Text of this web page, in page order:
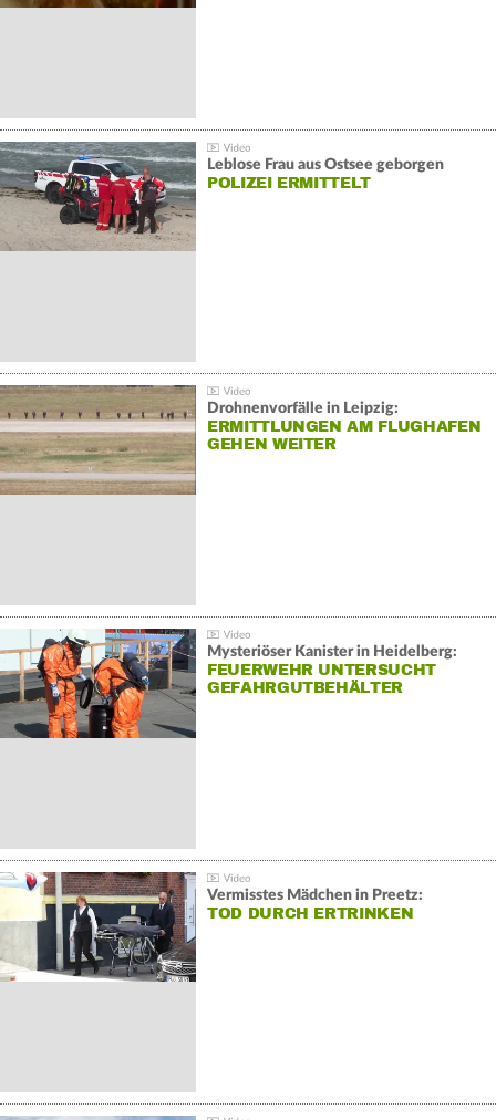
Leblose Frau aus Ostsee geborgen
POLIZEI ERMITTELT
Drohnenvorfälle in Leipzig:
ERMITTLUNGEN AM FLUGHAFEN
GEHEN WEITER
Mysteriöser Kanister in Heidelberg:
FEUERWEHR UNTERSUCHT
GEFAHRGUTBEHÄLTER
Vermisstes Mädchen in Preetz:
TOD DURCH ERTRINKEN